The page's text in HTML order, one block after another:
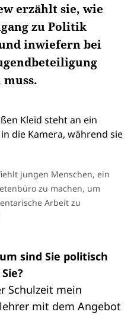
erzählt sie, wie
zu Politik
inwiefern bei
jungen Menschen, ein
zu machen, um
Arbeit zu
sind Sie politisch
Schulzeit mein
mit dem Angebot